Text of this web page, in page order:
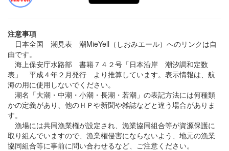
注意事項
日本全国 潮見表 潮MieYell（しおみエール）へのリンクは自
由です。
海上保安庁水路部 書籍７４２号「日本沿岸 潮汐調和定数
表」 平成４年２月発行 より推算しています。表示情報は、航
海の用に使用しないでください。
潮名「大潮・中潮・小潮・長潮・若潮」の表記方法には何種類
かの定義があり、他のＨＰや新聞や雑誌などと違う場合がありま
す。
漁場には共同漁業権が設定され、漁業協同組合等が資源保護に
取り組んでいますので、漁業権侵害にならないよう、地元の漁業
協同組合等に事前に問い合わせるなど、ご注意ください。